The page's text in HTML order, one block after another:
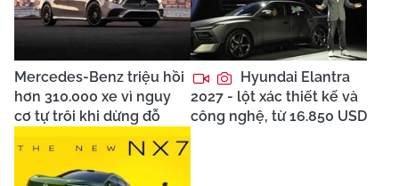
Mercedes-Benz triệu hồi
hơn 310.000 xe vì nguy
cơ tự trôi khi dừng đỗ
Hyundai Elantra
2027 - lột xác thiết kế và
công nghệ, từ 16.850 USD